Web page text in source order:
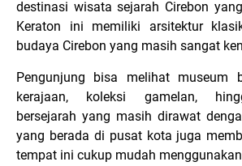
destinasi wisata sejarah Cirebon
Keraton ini memiliki arsitektur
budaya Cirebon yang masih sangat
Pengunjung bisa melihat museum
kerajaan, koleksi gamelan,
bersejarah yang masih dirawat
yang berada di pusat kota juga
tempat ini cukup mudah